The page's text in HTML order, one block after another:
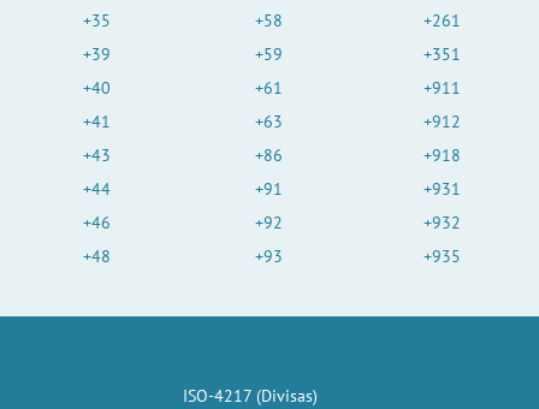
+35
+39
+40
+41
+43
+44
+46
+48
+58
+59
+61
+63
+86
+91
+92
+93
+261
+351
+911
+912
+918
+931
+932
+935
ISO-4217 (Divisas)